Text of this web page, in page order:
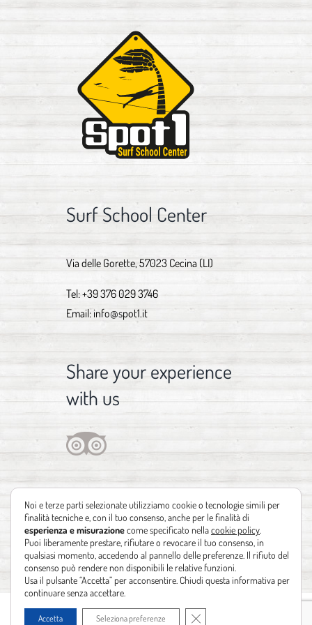
Surf School Center
Via delle Gorette, 57023 Cecina (LI)
Tel:+39 376 029 3746
Email: info@spot1.it
Share your experience
with us
Copyright 2012 - 2021 | Design byIdentità Creative| Powered by
Noi e terze parti selezionate utilizziamo cookie o tecnologie simili per
finalità tecniche e, con il tuo consenso, anche per le finalità di
esperienza e misurazionecome specificato nellacookie policy
Puoi liberamente prestare, rifiutare o revocare il tuo consenso, in
qualsiasi momento, accedendo al pannello delle preferenze. Il rifiuto del
consenso può rendere non disponibili le relative funzioni.
Usa il pulsante “Accetta” per acconsentire. Chiudi questa informativa per
continuare senza accettare.
Accetta Seleziona preferenze Close GDPR Cookie Banner